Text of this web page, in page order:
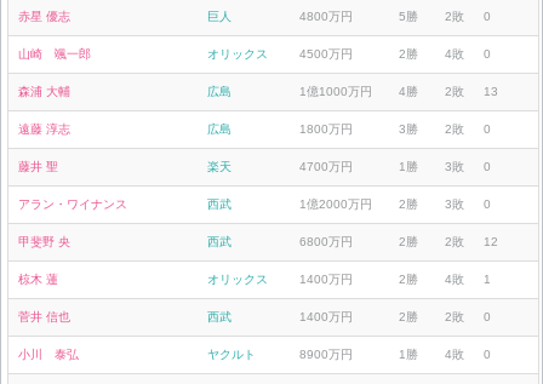
赤星 優志 巨人 4800万円 5勝 2敗 0
山崎 颯一郎 オリックス 4500万円 2勝 4敗 0
森浦 大輔 広島 1億1000万円 4勝 2敗 13
遠藤 淳志 広島 1800万円 3勝 2敗 0
藤井 聖 楽天 4700万円 1勝 3敗 0
アラン・ワイナンス 西武 1億2000万円 2勝 3敗 0
甲斐野 央 西武 6800万円 2勝 2敗 12
椋木 蓮 オリックス 1400万円 2勝 4敗 1
菅井 信也 西武 1400万円 2勝 2敗 0
小川 泰弘 ヤクルト 8900万円 1勝 4敗 0